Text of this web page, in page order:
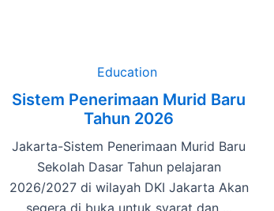
Education
Sistem Penerimaan Murid Baru
Tahun 2026
Jakarta-Sistem Penerimaan Murid Baru
Sekolah Dasar Tahun pelajaran
2026/2027 di wilayah DKI Jakarta Akan
segera di buka untuk syarat dan ...